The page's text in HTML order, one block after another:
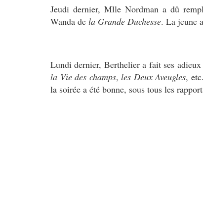
Jeudi dernier, Mlle Nordman a dû
Wanda de la Grande Duchesse. La jeune
Lundi dernier, Berthelier a fait ses
la Vie des champs,les Deux Aveugles,
la soirée a été bonne, sous tous les